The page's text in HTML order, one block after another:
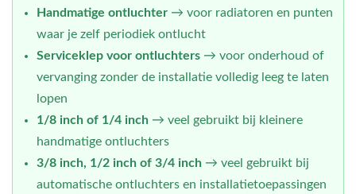
Handmatige ontluchter → voor radiatoren en punten
waar je zelf periodiek ontlucht
Serviceklep voor ontluchters → voor onderhoud of
vervanging zonder de installatie volledig leeg te laten
lopen
1/8 inch of 1/4 inch → veel gebruikt bij kleinere
handmatige ontluchters
3/8 inch, 1/2 inch of 3/4 inch → veel gebruikt bij
automatische ontluchters en installatietoepassingen